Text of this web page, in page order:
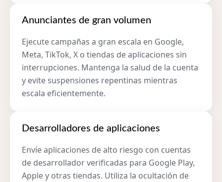
Anunciantes de gran volumen
Ejecute campañas a gran escala en Google,
Meta, TikTok, X o tiendas de aplicaciones sin
interrupciones. Mantenga la salud de la cuenta
y evite suspensiones repentinas mientras
escala eficientemente.
Desarrolladores de aplicaciones
Envíe aplicaciones de alto riesgo con cuentas
de desarrollador verificadas para Google Play,
Apple y otras tiendas. Utiliza la ocultación de